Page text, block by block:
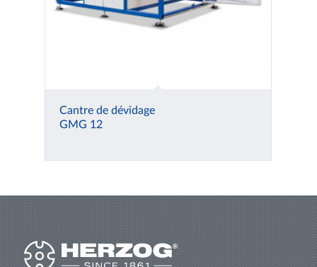
Cantre de dévidage
GMG 12